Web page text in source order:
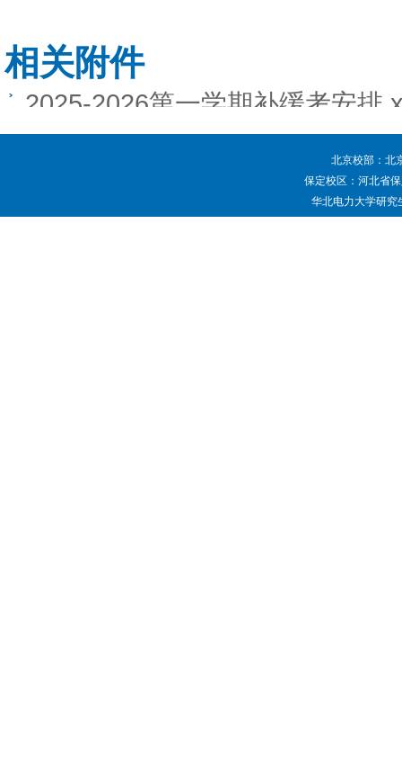
相关附件
2025-2026第一学期补缓考安排
北京校部：北
保定校区：河北省
华北电力大学研究